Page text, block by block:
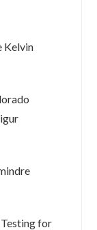
Kelvin
for